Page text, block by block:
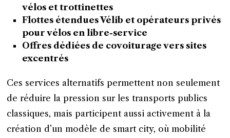
vélos et trottinettes
Flottes étendues Vélib et opérateurs privés
pour vélos en libre-service
Offres dédiées de covoiturage vers sites
excentrés
Ces services alternatifs permettent non seulement
de réduire la pression sur les transports publics
classiques, mais participent aussi activement à la
création d’un modèle de smart city, où mobilité